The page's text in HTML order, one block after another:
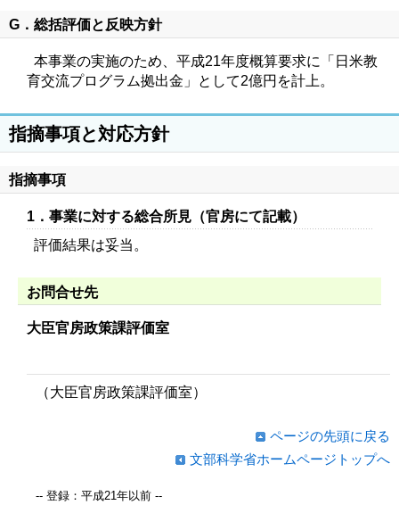
G．総括評価と反映方針
本事業の実施のため、平成21年度概算要求に「日米教
育交流プログラム拠出金」として2億円を計上。
指摘事項と対応方針
指摘事項
1．事業に対する総合所見（官房にて記載）
評価結果は妥当。
お問合せ先
大臣官房政策課評価室
（大臣官房政策課評価室）
ページの先頭に戻る
文部科学省ホームページトップへ
-- 登録：平成21年以前 --